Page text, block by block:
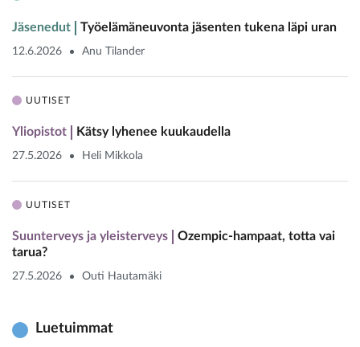
Jäsenedut Työelämäneuvonta jäsenten tukena läpi uran
12.6.2026 Anu Tilander
UUTISET
Yliopistot Kätsy lyhenee kuukaudella
27.5.2026 Heli Mikkola
UUTISET
Suunterveys ja yleisterveys
Ozempic-hampaat, totta vai
tarua?
27.5.2026 Outi Hautamäki
Luetuimmat